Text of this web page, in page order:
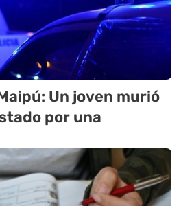
Un joven murió
por una